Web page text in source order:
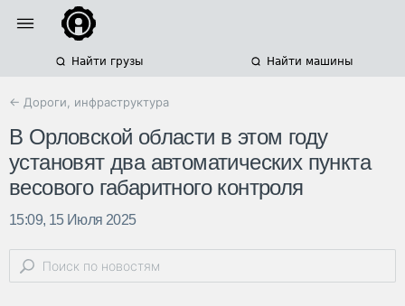
Найти грузы Найти машины
← Дороги, инфраструктура
В Орловской области в этом году
установят два автоматических пункта
весового габаритного контроля
15:09, 15 Июля 2025